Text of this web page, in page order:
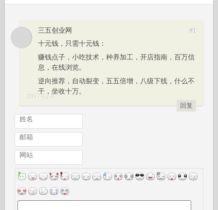
三五创业网
#1
十元钱，只需十元钱：
赚钱点子，小吃技术，种养加工，开店指南，百万信
息，在线浏览。
逆向推荐，自动裂变，五五倍增，八级下线，什么不
干，坐收十万。
回复
2017-12-3
姓名
邮箱
网站